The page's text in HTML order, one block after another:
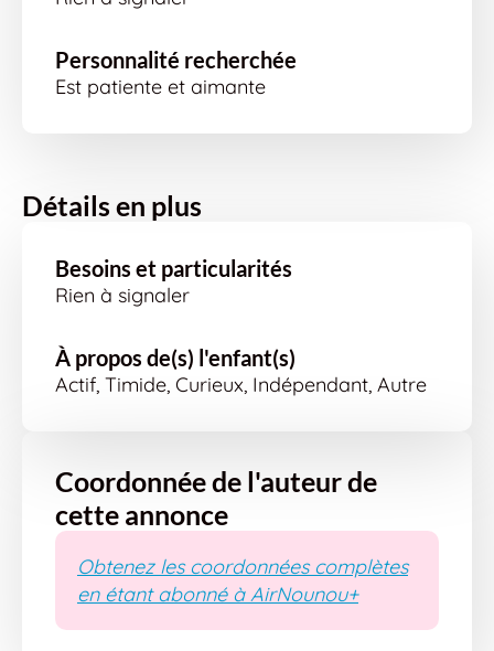
Personnalité recherchée
Est patiente et aimante
Détails en plus
Besoins et particularités
Rien à signaler
À propos de(s) l'enfant(s)
Actif, Timide, Curieux, Indépendant, Autre
Coordonnée de l'auteur de
cette annonce
Obtenez les coordonnées complètes
en étant abonné à AirNounou+